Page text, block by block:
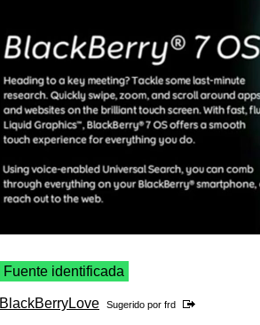
Fuente identificada
BlackBerryLove Sugerido por frd